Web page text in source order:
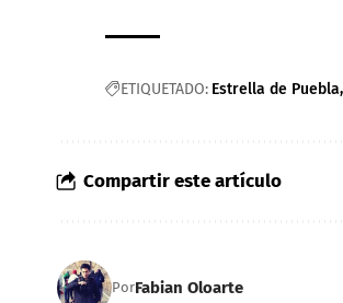
ETIQUETADO: Estrella de Puebla
Compartir este artículo
PorFabian Oloarte